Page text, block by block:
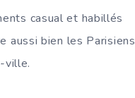
casual et habillés
aussi bien les Parisiens
ville.